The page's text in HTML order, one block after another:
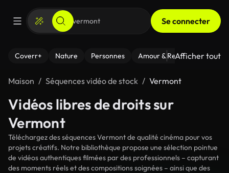
Se connecter
Coverr+ Nature Personnes Amour & Relations Le
Afficher tout
Maison Séquences vidéo de stock Vermont
Vidéos libres de droits sur
Vermont
Téléchargez des séquences Vermont de qualité cinéma pour vos
projets créatifs. Notre bibliothèque propose une sélection pointue
de vidéos authentiques filmées par des professionnels – capturant
des moments réels et des compositions soignées – ainsi que des